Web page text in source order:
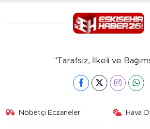
"Tarafsız, İlkeli ve
Nöbetçi Eczaneler Hava